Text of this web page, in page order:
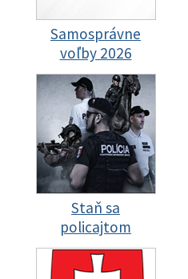
Samosprávne
voľby 2026
Staň sa
policajtom